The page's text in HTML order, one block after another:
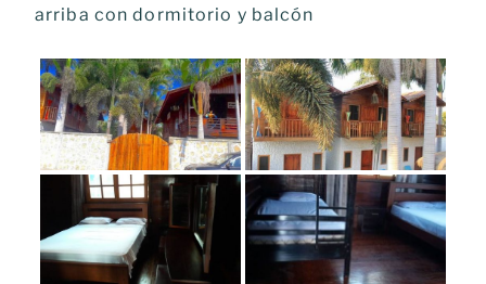
arriba con dormitorio y balcón